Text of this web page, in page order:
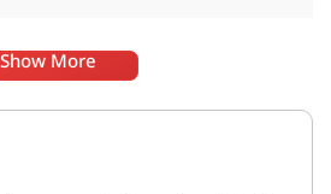
Show More